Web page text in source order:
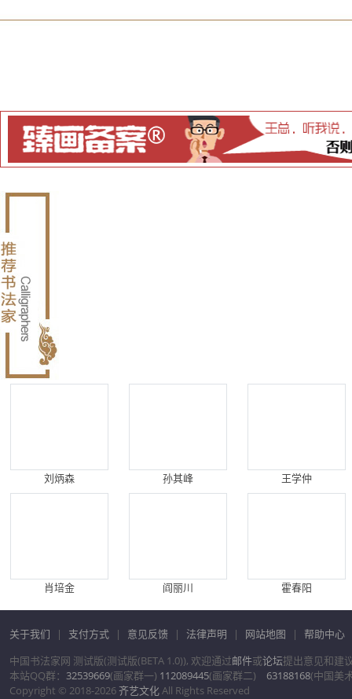
刘炳森 孙其峰 王学仲
肖培金 阎丽川 霍春阳
关于我们 | 支付方式 | 意见反馈 | 法律声明 | 网站地图 | 帮助中心
中国书法家网 测试版(测试版(BETA 1.0)), 欢迎通过邮件或论坛提出意见和建
本站QQ群： 32539669(画家群一) 112089445(画家群二) 63188168(中国美
Copyright © 2018-2026 齐艺文化All Rights Reserved